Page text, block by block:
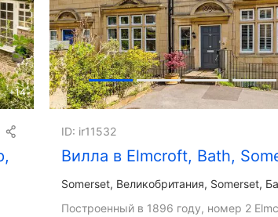
+14
Вилла в Elmcroft, Bath,
ID: ir11532
Somerset Великобритания, Somerset,
Построенный в 1896 году, номер 2